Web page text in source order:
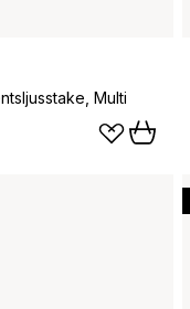
Multi